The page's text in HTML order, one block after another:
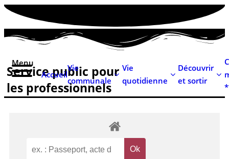
contenu
principal
Menu
Accueil
Vie
communale
Vie
quotidienne
Découvrir
et sortir
Service public pour
les professionnels